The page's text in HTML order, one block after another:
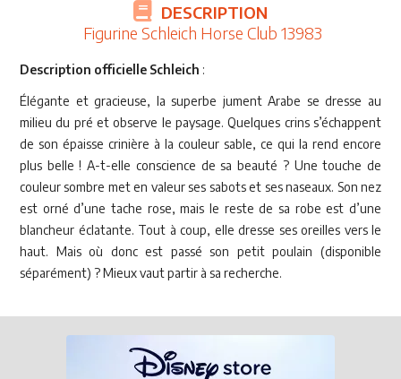
DESCRIPTION
Figurine Schleich Horse Club 13983
Description officielle Schleich :
Élégante et gracieuse, la superbe jument Arabe se dresse au
milieu du pré et observe le paysage. Quelques crins s’échappent
de son épaisse crinière à la couleur sable, ce qui la rend encore
plus belle ! A-t-elle conscience de sa beauté ? Une touche de
couleur sombre met en valeur ses sabots et ses naseaux. Son nez
est orné d’une tache rose, mais le reste de sa robe est d’une
blancheur éclatante. Tout à coup, elle dresse ses oreilles vers le
haut. Mais où donc est passé son petit poulain (disponible
séparément) ? Mieux vaut partir à sa recherche.